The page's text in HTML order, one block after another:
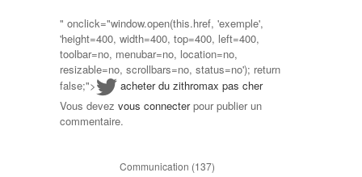
" onclick="window.open(this.href, 'exemple',
'height=400, width=400, top=400, left=400,
toolbar=no, menubar=no, location=no,
resizable=no, scrollbars=no, status=no'); return
false;">
acheter du zithromax pas cher
Vous devez vous connecterpour publier un
commentaire.
Communication (137)